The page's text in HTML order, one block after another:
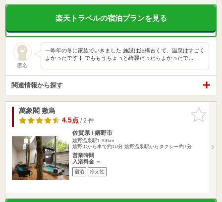
楽天トラベルの宿泊プランを見る
匿名
一昨年の冬に家族でいきました 施設は結構古くて、温泉はすごく
よかったです！ でももうちょっと綺麗だったらよかったで…
関連情報から探す
お気に入
りに追加
萬象閣 敷島
4.5点/ 2 件
佐賀県 / 嬉野市
嬉野温泉駅1.93km
嬉野ICから車で約10分 嬉野温泉駅からタクシー約7分
営業時間
入浴料金 ～
宿泊 冷え性